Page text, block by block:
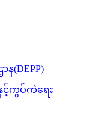
န(DEPP)
င့်ကွပ်ကဲရေး